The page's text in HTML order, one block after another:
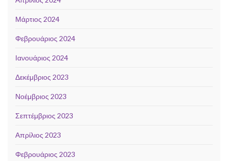
Μάρτιος 2024
Φεβρουάριος 2024
Ιανουάριος 2024
Δεκέμβριος 2023
Νοέμβριος 2023
Σεπτέμβριος 2023
Απρίλιος 2023
Φεβρουάριος 2023